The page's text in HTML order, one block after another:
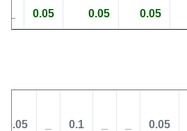
0.05
0.05
0.05
0.05
0.1
0.05